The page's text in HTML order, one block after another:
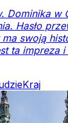
Dominika w
Hasło
swoją
ta impreza
Kraj